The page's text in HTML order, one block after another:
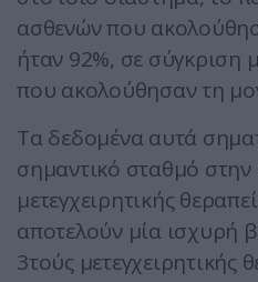
ασθενών που
ήταν 92%, σε σύγκριση
που ακολούθησαν τη
Τα δεδομένα αυτά
σημαντικό σταθμό στην
μετεγχειρητικής
αποτελούν μία ισχυρή
3τούς μετεγχειρητικής